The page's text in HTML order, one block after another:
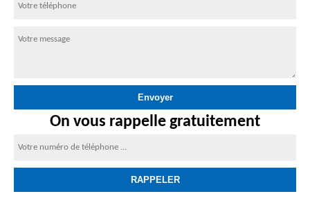
On vous rappelle gratuitement